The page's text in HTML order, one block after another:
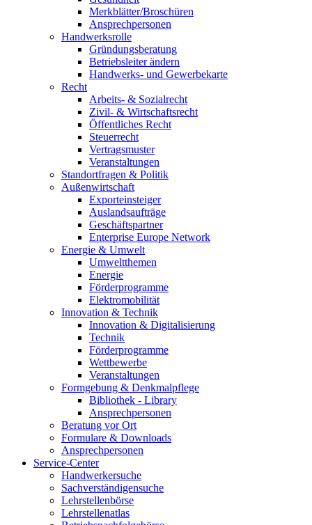
Merkblätter/Broschüren
Ansprechpersonen
Handwerksrolle
Gründungsberatung
Betriebsleiter ändern
Handwerks- und Gewerbekarte
Recht
Arbeits- & Sozialrecht
Zivil- & Wirtschaftsrecht
Öffentliches Recht
Steuerrecht
Vertragsmuster
Veranstaltungen
Standortfragen & Politik
Außenwirtschaft
Exporteinsteiger
Auslandsaufträge
Geschäftspartner
Enterprise Europe Network
Energie & Umwelt
Umweltthemen
Energie
Förderprogramme
Elektromobilität
Innovation & Technik
Innovation & Digitalisierung
Technik
Förderprogramme
Wettbewerbe
Veranstaltungen
Formgebung & Denkmalpflege
Bibliothek - Library
Ansprechpersonen
Beratung vor Ort
Formulare & Downloads
Ansprechpersonen
Service-Center
Handwerkersuche
Sachverständigensuche
Lehrstellenbörse
Lehrstellenatlas